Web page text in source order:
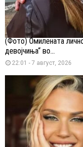
(Фото) Омилената
девојчиња“ во...
22:01 - 7 август, 2026